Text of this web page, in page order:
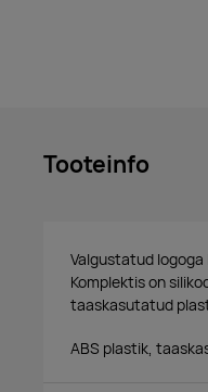
Tooteinfo
Valgustatud logoga
Komplektis on
taaskasutatud
ABS plastik,